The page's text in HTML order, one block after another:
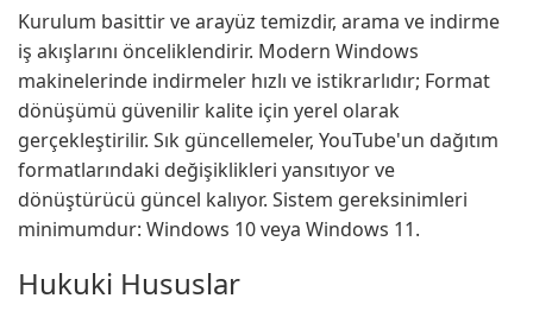
Kurulum basittir ve arayüz temizdir, arama ve indirme
iş akışlarını önceliklendirir. Modern Windows
makinelerinde indirmeler hızlı ve istikrarlıdır; Format
dönüşümü güvenilir kalite için yerel olarak
gerçekleştirilir. Sık güncellemeler, YouTube'un dağıtım
formatlarındaki değişiklikleri yansıtıyor ve
dönüştürücü güncel kalıyor. Sistem gereksinimleri
minimumdur: Windows 10 veya Windows 11.
Hukuki Hususlar